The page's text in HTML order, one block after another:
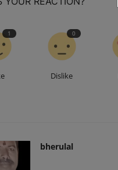
1 0
Dislike
bherulal